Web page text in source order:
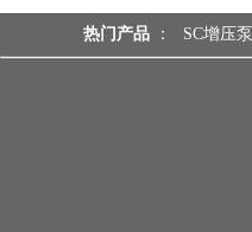
热门产品 ： SC增压泵